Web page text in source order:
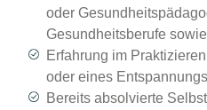
oder
Gesundheitsberufe
Erfahrung im
oder eines
Bereits absolvierte